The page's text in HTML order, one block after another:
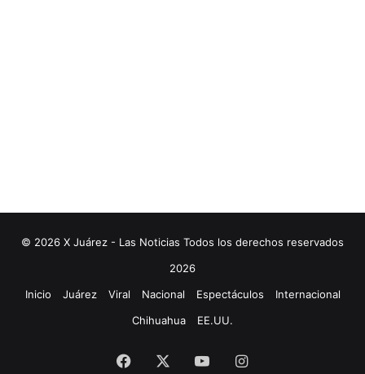
© 2026 X Juárez - Las Noticias Todos los derechos reservados
2026
Inicio
Juárez Viral Nacional Espectáculos
Internacional
Chihuahua
EE.UU.
Facebook YouTubeInstagram